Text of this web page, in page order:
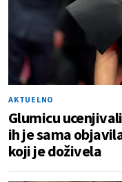
AKTUELNO
Glumicu
ih je sama
koji je doživela